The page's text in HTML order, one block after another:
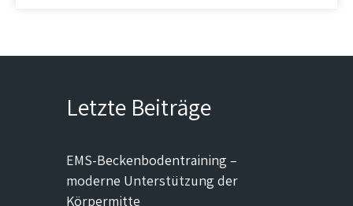
Letzte Beiträge
EMS-Beckenbodentraining –
moderne Unterstützung der
Körpermitte